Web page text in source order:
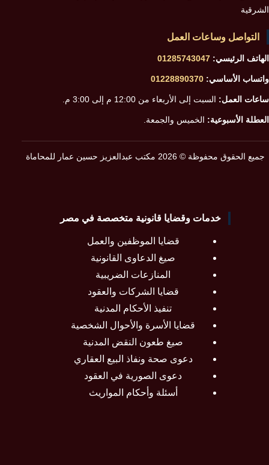
الشرقية
التواصل وساعات العمل
الهاتف الرئيسي: 01285743047
واتساب الأساسي: 01228890370
ساعات العمل: السبت إلى الأربعاء من 12:00 م إلى 3:00 م.
العطلة الأسبوعية: الخميس والجمعة.
جميع الحقوق محفوظة © 2026 مكتب عبدالعزيز حسين عمار للمحاماة
خدمات وقضايا قانونية متخصصة في مصر
قضايا الموظفين والعمل
صيغ الدعاوى القانونية
المنازعات الضريبية
قضايا الشركات والعقود
تنفيذ الأحكام المدنية
قضايا الأسرة والأحوال الشخصية
صيغ طعون النقض المدنية
دعوى صحة ونفاذ البيع العقاري
دعوى الصورية في العقود
أسئلة وأحكام المواريث